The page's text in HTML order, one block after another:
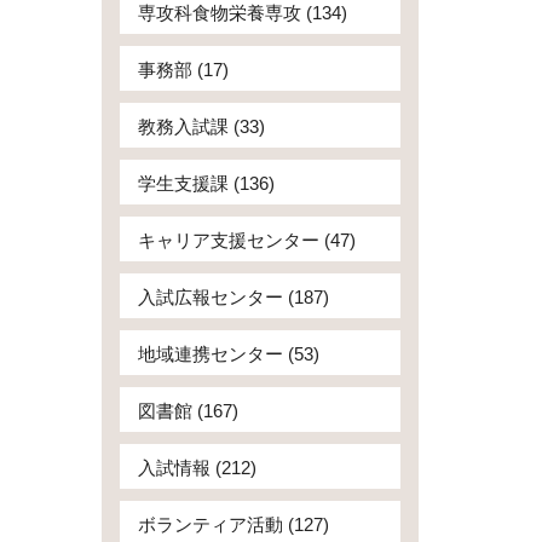
専攻科食物栄養専攻 (134)
事務部 (17)
教務入試課 (33)
学生支援課 (136)
キャリア支援センター (47)
入試広報センター (187)
地域連携センター (53)
図書館 (167)
入試情報 (212)
ボランティア活動 (127)